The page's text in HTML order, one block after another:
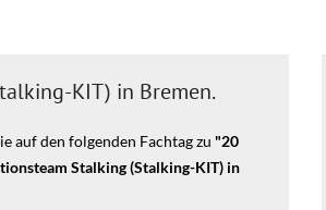
KIT) in Bremen.
auf den folgenden Fachtag zu "20
Stalking (Stalking-KIT) in